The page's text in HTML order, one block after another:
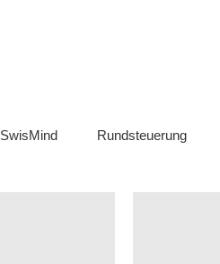
SwisMind Rundsteuerung